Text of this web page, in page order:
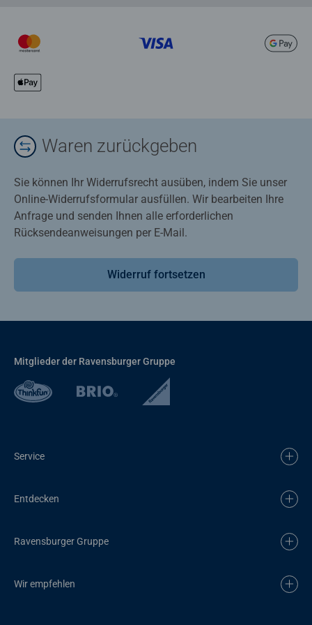
Waren zurückgeben
Sie können Ihr Widerrufsrecht ausüben, indem Sie unser
Online-Widerrufsformular ausfüllen. Wir bearbeiten Ihre
Anfrage und senden Ihnen alle erforderlichen
Rücksendeanweisungen per E-Mail.
Widerruf fortsetzen
Mitglieder der Ravensburger Gruppe
Service
Entdecken
Ravensburger Gruppe
Wir empfehlen